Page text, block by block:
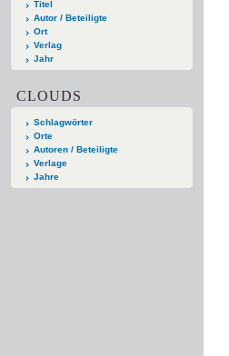
Titel
Autor / Beteiligte
Ort
Verlag
Jahr
CLOUDS
Schlagwörter
Orte
Autoren / Beteiligte
Verlage
Jahre